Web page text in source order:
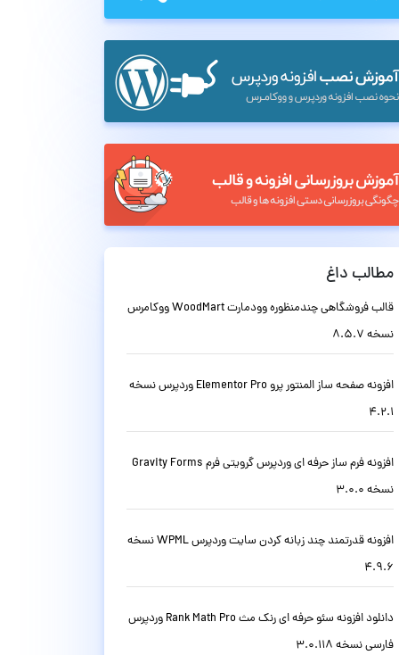
مطالب داغ
قالب فروشگاهی چندمنظوره وودمارت WoodMart ووکامرس
نسخه 8.5.7
افزونه صفحه ساز المنتور پرو Elementor Pro وردپرس نسخه
4.2.1
افزونه فرم ساز حرفه ای وردپرس گرویتی فرم Gravity Forms
نسخه 3.0.0
افزونه قدرتمند چند زبانه کردن سایت وردپرس WPML نسخه
4.9.6
دانلود افزونه سئو حرفه ای رنک مث Rank Math Pro وردپرس
فارسی نسخه 3.0.118